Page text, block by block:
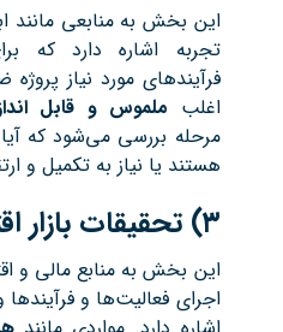
این بخش به منابعی مانند
تجربه اشاره دارد که
فرآیندهای مورد نیاز
اغلب ملموس و قابل
مرحله بررسی می‌شود که
هستند یا نیاز به تکمیل و
۳) تحقیقات بازار
این بخش به منابع مالی و
اجرای فعالیت‌ها و فرآیندها